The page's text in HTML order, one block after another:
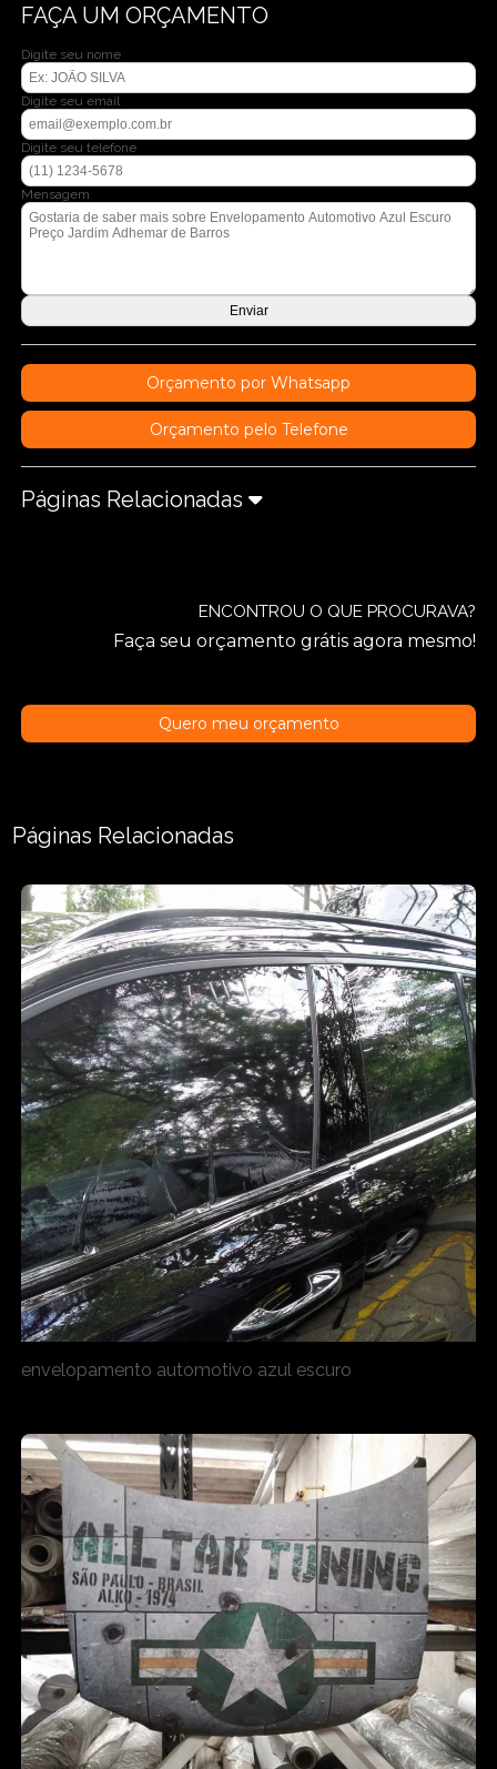
FAÇA UM ORÇAMENTO
Digite seu nome
Digite seu email
Digite seu telefone
Mensagem
Orçamento por Whatsapp
Orçamento pelo Telefone
Páginas Relacionadas
ENCONTROU O QUE PROCURAVA?
Faça seu orçamento grátis agora mesmo!
Quero meu orçamento
Páginas Relacionadas
envelopamento automotivo azul escuro